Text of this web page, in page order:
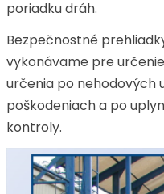
poriadku dráh.
Bezpečnostné
vykonávame pre
určenia po nehodových
poškodeniach a po
kontroly.